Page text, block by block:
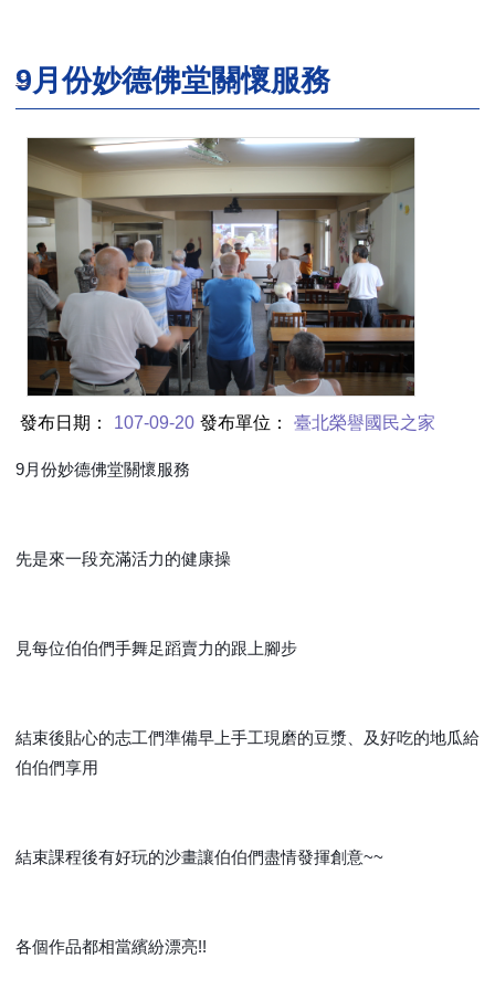
:::
9月份妙德佛堂關懷服務
發布日期： 107-09-20 發布單位： 臺北榮譽國民之家
9月份妙德佛堂關懷服務
先是來一段充滿活力的健康操
見每位伯伯們手舞足蹈賣力的跟上腳步
結束後貼心的志工們準備早上手工現磨的豆漿、及好吃的地瓜給
伯伯們享用
結束課程後有好玩的沙畫讓伯伯們盡情發揮創意~~
各個作品都相當繽紛漂亮!!